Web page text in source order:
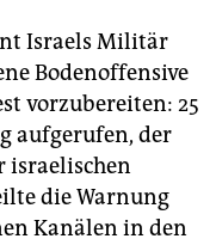
Israels Militär
Bodenoffensive
vorzubereiten: 25
aufgerufen, der
israelischen
die Warnung
Kanälen in den